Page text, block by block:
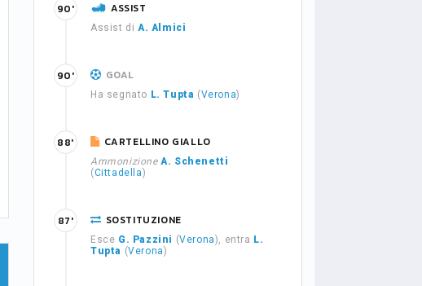
ASSIST
Assist di A. Almici
90'
GOAL
Ha segnato L. Tupta (Verona)
90'
CARTELLINO GIALLO
Ammonizione A. Schenetti
(Cittadella)
88'
SOSTITUZIONE
Esce G. Pazzini (Verona), entra L.
Tupta (Verona)
87'